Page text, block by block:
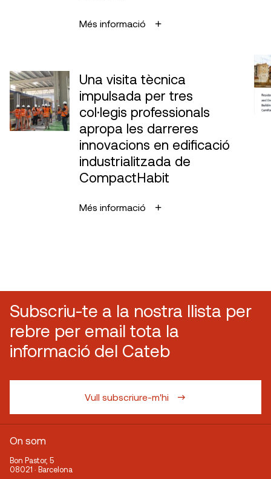
Més informació
Una visita tècnica
impulsada per tres
col·legis professionals
apropa les darreres
innovacions en edificació
industrialitzada de
CompactHabit
Més informació
Subscriu-te a la nostra llista per
rebre per email tota la
informació del Cateb
Vull subscriure-m'hi
On som
Bon Pastor, 5
08021 · Barcelona